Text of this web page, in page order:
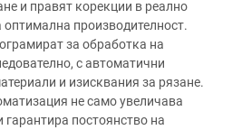
и правят корекции в реално
производителност.
за обработка на
с автоматични
и изисквания за рязане.
не само увеличава
гарантира постоянство на